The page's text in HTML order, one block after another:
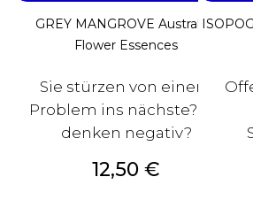
GREY MANGROVE Australian
Flower Essences
Sie stürzen von einem
Problem ins nächste? Sie
denken negativ?
Preis
12,50 €